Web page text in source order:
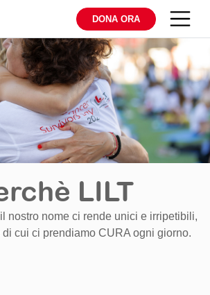
DONA ORA
LILT
nostro nome ci rende unici e irripetibili,
cui ci prendiamo CURA ogni giorno.